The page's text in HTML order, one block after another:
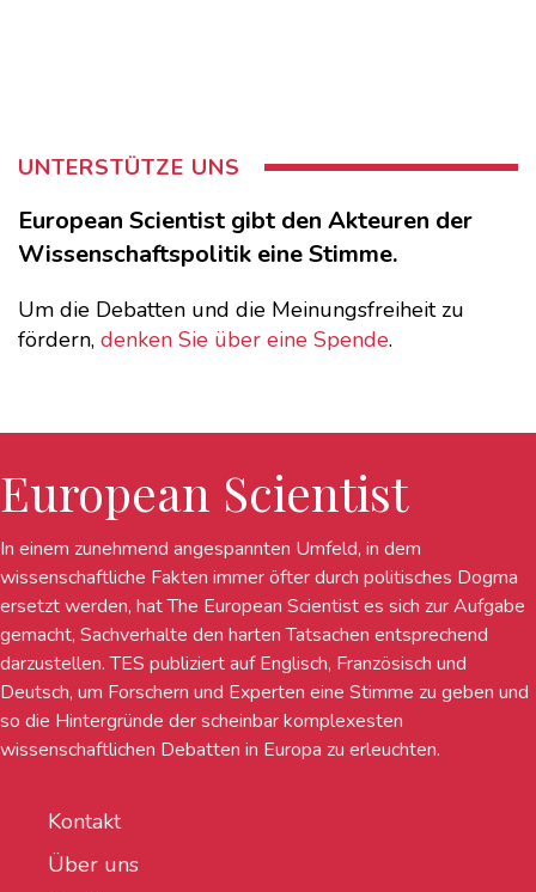
UNTERSTÜTZE UNS
European Scientist gibt den Akteuren der
Wissenschaftspolitik eine Stimme.
Um die Debatten und die Meinungsfreiheit zu
fördern, denken Sie über eine Spende.
European Scientist
In einem zunehmend angespannten Umfeld, in dem
wissenschaftliche Fakten immer öfter durch politisches Dogma
ersetzt werden, hat The European Scientist es sich zur Aufgabe
gemacht, Sachverhalte den harten Tatsachen entsprechend
darzustellen. TES publiziert auf Englisch, Französisch und
Deutsch, um Forschern und Experten eine Stimme zu geben und
so die Hintergründe der scheinbar komplexesten
wissenschaftlichen Debatten in Europa zu erleuchten.
Kontakt
Über uns